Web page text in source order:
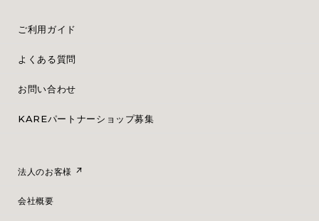
ご利用ガイド
よくある質問
お問い合わせ
KAREパートナーショップ募集
法人のお客様
会社概要